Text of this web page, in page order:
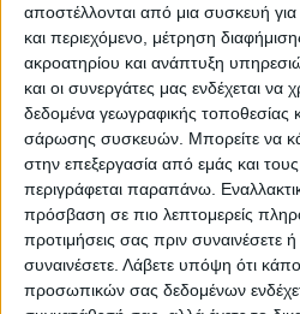
αποστέλλονται από μια συσκευή για
και περιεχόμενο, μέτρηση
ακροατηρίου και ανάπτυξη
και οι συνεργάτες μας ενδέχεται να
δεδομένα γεωγραφικής τοποθεσίας
σάρωσης συσκευών. Μπορείτε να
στην επεξεργασία από εμάς και
περιγράφεται παραπάνω.
πρόσβαση σε πιο λεπτομερείς
προτιμήσεις σας πριν συναινέσετε
συναινέσετε. Λάβετε υπόψη ότι
προσωπικών σας δεδομένων
ΘΕΜΑ ΤΗΣ ΗΜΕΡΑΣ